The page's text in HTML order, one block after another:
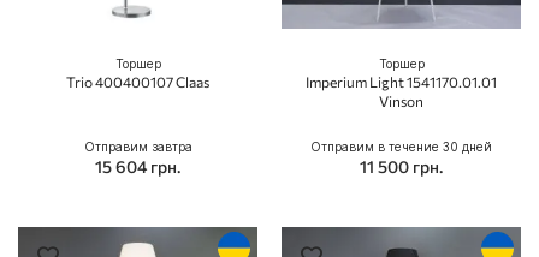
Торшер
Trio 400400107 Claas
Отправим завтра
15 604 грн.
Торшер
Imperium Light 1541170.01.01
Vinson
Отправим в течение 30 дней
11 500 грн.